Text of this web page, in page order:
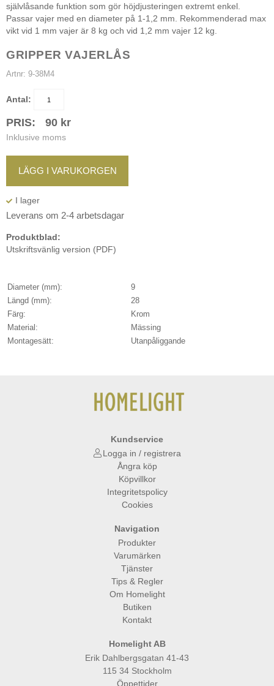
självlåsande funktion som gör höjdjusteringen extremt enkel.
Passar vajer med en diameter på 1-1,2 mm. Rekommenderad max
vikt vid 1 mm vajer är 8 kg och vid 1,2 mm vajer 12 kg.
GRIPPER VAJERLÅS
Artnr: 9-38M4
Antal:
PRIS: 90 kr
Inklusive moms
LÄGG I VARUKORGEN
Leverans om 2-4 arbetsdagar
Produktblad:
Utskriftsvänlig version (PDF)
Diameter (mm):
9
Längd (mm):
28
Färg:
Krom
Material:
Mässing
Montagesätt:
Utanpåliggande
Kundservice
Logga in / registrera
Ångra köp
Köpvillkor
Integritetspolicy
Cookies
Navigation
Produkter
Varumärken
Tjänster
Tips & Regler
Om Homelight
Butiken
Kontakt
Homelight AB
Erik Dahlbergsgatan 41-43
115 34 Stockholm
Öppettider